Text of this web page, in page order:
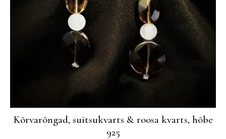
Kõrvarõngad, suitsukvarts & roosa kvarts, hõbe
925